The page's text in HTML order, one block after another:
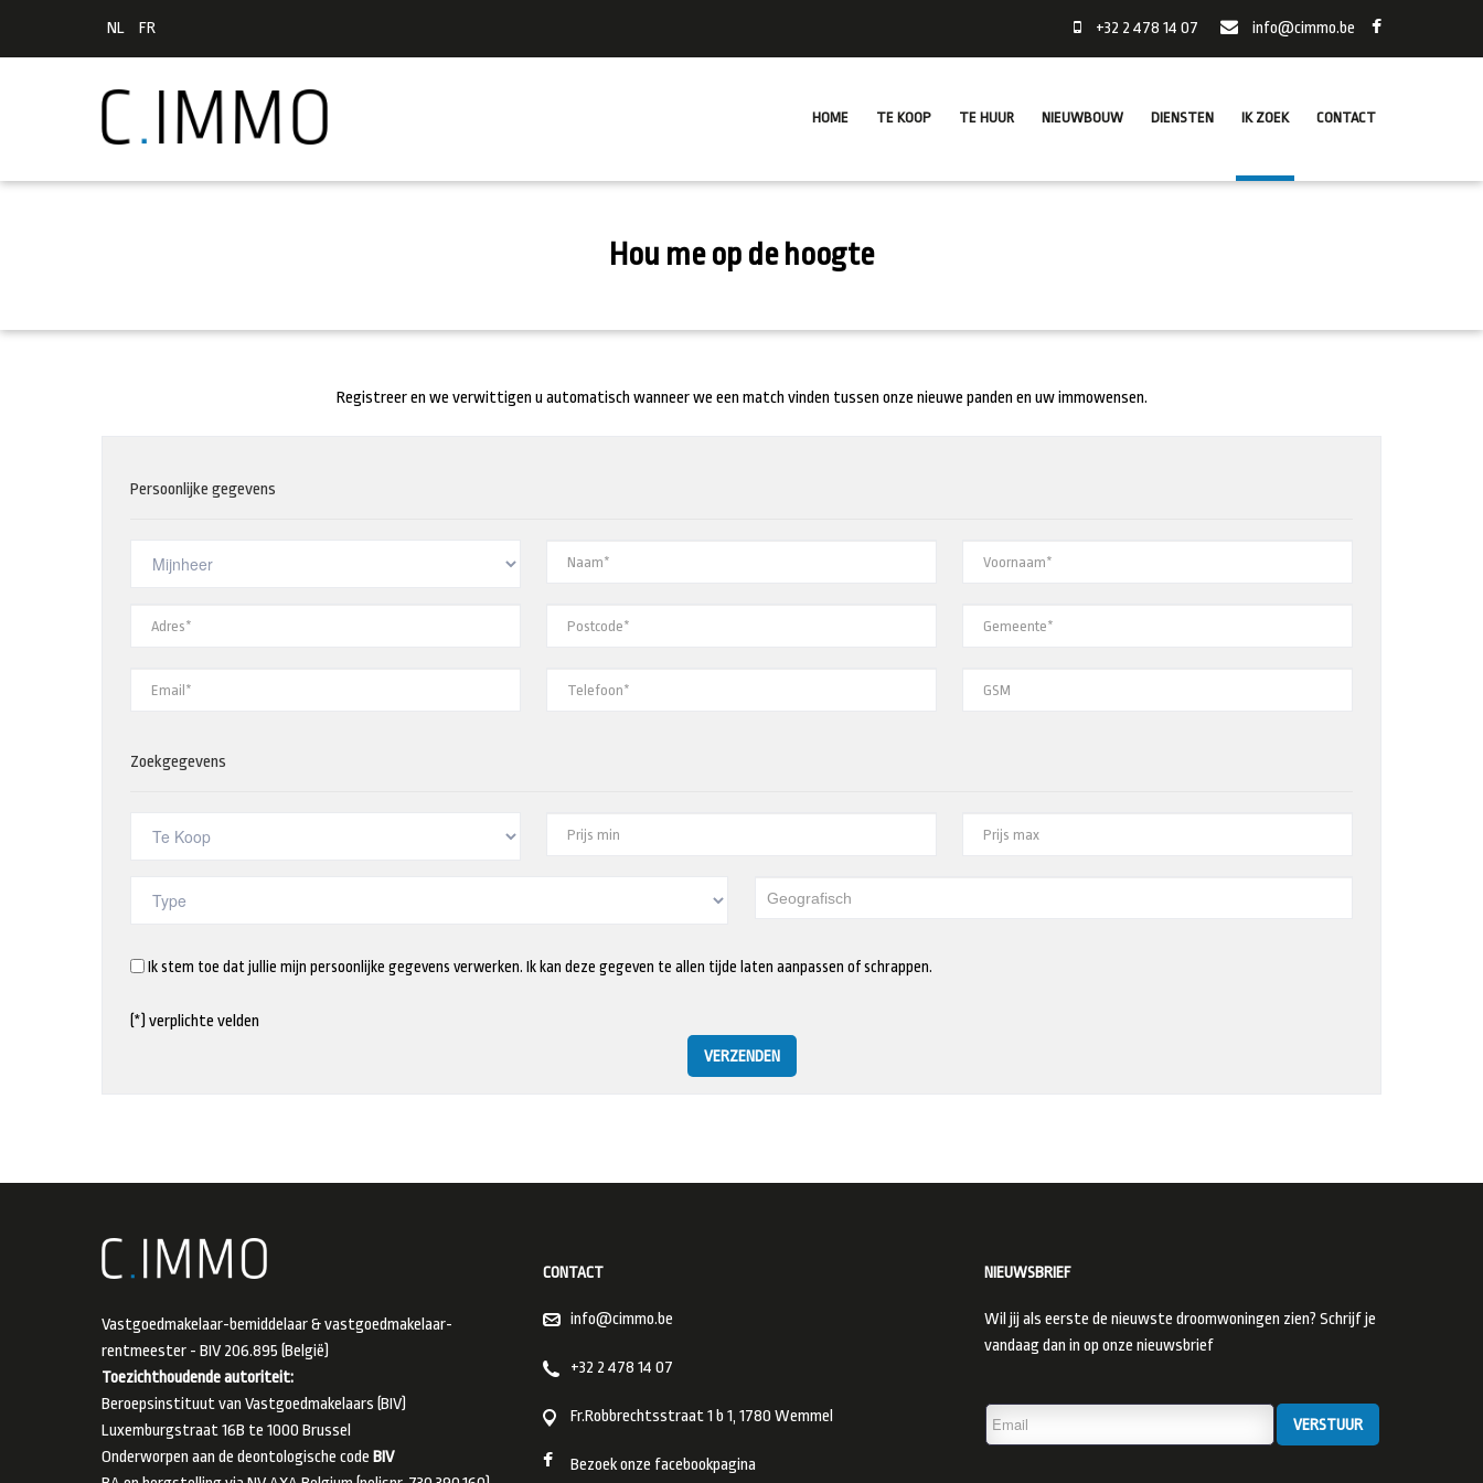
NL FR info@cimmo.be
+32 2 478 14 07
HOME TE KOOP TE HUUR NIEUWBOUW DIENSTEN IK ZOEK CONTACT
Hou me op de hoogte
Registreer en we verwittigen u automatisch wanneer we een match vinden tussen onze nieuwe panden en uw immowensen.
Persoonlijke gegevens
Zoekgegevens
Ik stem toe dat jullie mijn persoonlijke gegevens verwerken. Ik kan deze gegeven te allen tijde laten aanpassen of schrappen.
(*) verplichte velden
VERZENDEN
Vastgoedmakelaar-bemiddelaar & vastgoedmakelaar-
rentmeester - BIV 206.895 (België)
Toezichthoudende autoriteit:
Beroepsinstituut van Vastgoedmakelaars (BIV)
Luxemburgstraat 16B te 1000 Brussel
Onderworpen aan de deontologische code BIV
CONTACT
info@cimmo.be
+32 2 478 14 07
Fr.Robbrechtsstraat 1 b 1, 1780 Wemmel
Bezoek onze facebookpagina
NIEUWSBRIEF
Wil jij als eerste de nieuwste droomwoningen zien? Schrijf je
vandaag dan in op onze nieuwsbrief